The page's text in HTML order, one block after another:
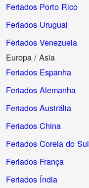
Feriados Porto Rico
Feriados Uruguai
Feriados Venezuela
Europa / Asia
Feriados Espanha
Feriados Alemanha
Feriados Austrália
Feriados China
Feriados Coreia do Sul
Feriados França
Feriados Índia